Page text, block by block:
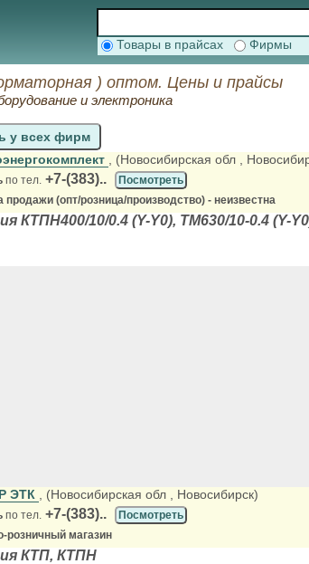
Товары в прайсах Фирмы
) оптом. Цены и прайсы
и электроника
у всех фирм
, (Новосибирская обл ,
по тел. +7-(383)..
Посмотреть
(опт/розница/производство) - неизвестна
КТПН400/10/0.4 (Y-Y0), ТМ630/10-0.4 (Y-
ЭТК , (Новосибирская обл , Новосибирск)
по тел. +7-(383)..
Посмотреть
розничный магазин
КТП, КТПН